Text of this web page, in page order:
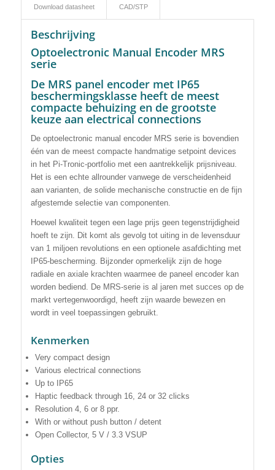
Download datasheet CAD/STP
Beschrijving
Optoelectronic Manual Encoder MRS
serie
De MRS panel encoder met IP65
beschermingsklasse heeft de meest
compacte behuizing en de grootste
keuze aan electrical connections
De optoelectronic manual encoder MRS serie is bovendien
één van de meest compacte handmatige setpoint devices
in het Pi-Tronic-portfolio met een aantrekkelijk prijsniveau.
Het is een echte allrounder vanwege de verscheidenheid
aan varianten, de solide mechanische constructie en de fijn
afgestemde selectie van componenten.
Hoewel kwaliteit tegen een lage prijs geen tegenstrijdigheid
hoeft te zijn. Dit komt als gevolg tot uiting in de levensduur
van 1 miljoen revolutions en een optionele asafdichting met
IP65-bescherming. Bijzonder opmerkelijk zijn de hoge
radiale en axiale krachten waarmee de paneel encoder kan
worden bediend. De MRS-serie is al jaren met succes op de
markt vertegenwoordigd, heeft zijn waarde bewezen en
wordt in veel toepassingen gebruikt.
Kenmerken
Very compact design
Various electrical connections
Up to IP65
Haptic feedback through 16, 24 or 32 clicks
Resolution 4, 6 or 8 ppr.
With or without push button / detent
Open Collector, 5 V / 3.3 VSUP
Opties